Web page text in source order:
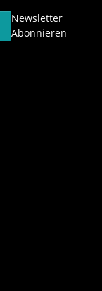
Newsletter
Abonnieren